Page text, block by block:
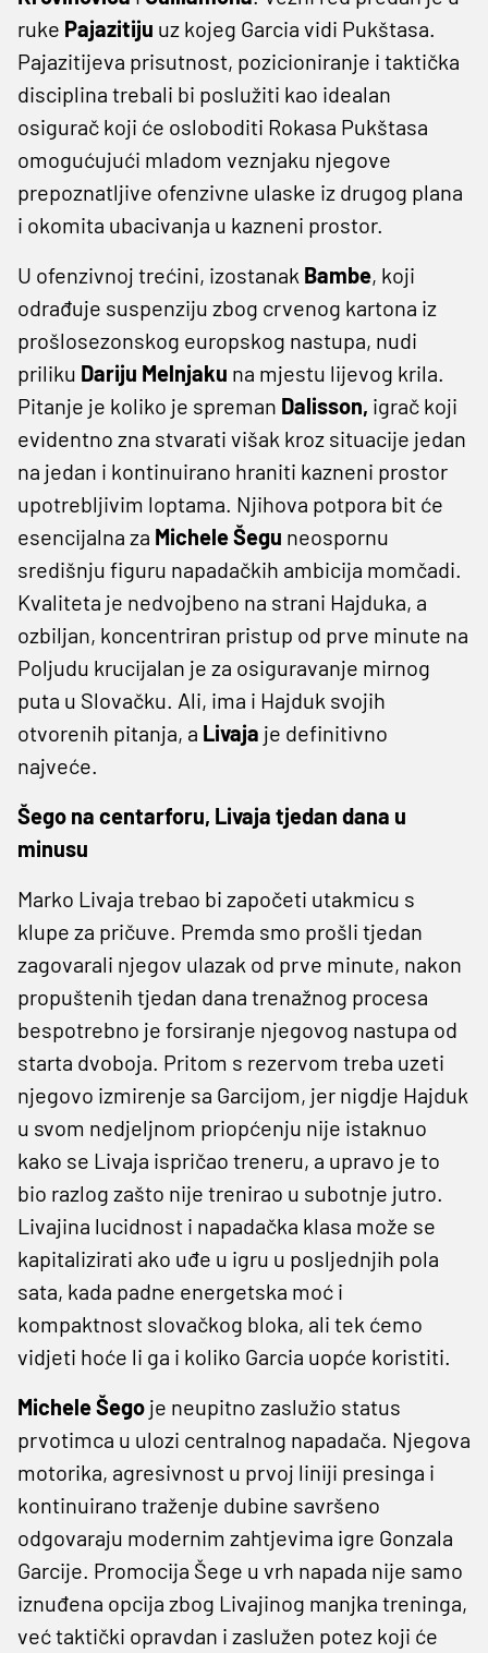
ruke Pajazitiju uz kojeg Garcia vidi Pukštasa.
Pajazitijeva prisutnost, pozicioniranje i taktička
disciplina trebali bi poslužiti kao idealan
osigurač koji će osloboditi Rokasa Pukštasa
omogućujući mladom veznjaku njegove
prepoznatljive ofenzivne ulaske iz drugog plana
i okomita ubacivanja u kazneni prostor.
U ofenzivnoj trećini, izostanak Bambe, koji
odrađuje suspenziju zbog crvenog kartona iz
prošlosezonskog europskog nastupa, nudi
priliku Dariju Melnjaku na mjestu lijevog krila.
Pitanje je koliko je spreman Dalisson, igrač koji
evidentno zna stvarati višak kroz situacije jedan
na jedan i kontinuirano hraniti kazneni prostor
upotrebljivim loptama. Njihova potpora bit će
esencijalna za Michele Šegu neospornu
središnju figuru napadačkih ambicija momčadi.
Kvaliteta je nedvojbeno na strani Hajduka, a
ozbiljan, koncentriran pristup od prve minute na
Poljudu krucijalan je za osiguravanje mirnog
puta u Slovačku. Ali, ima i Hajduk svojih
otvorenih pitanja, a Livaja je definitivno
najveće.
Šego na centarforu, Livaja tjedan dana u
minusu
Marko Livaja trebao bi započeti utakmicu s
klupe za pričuve. Premda smo prošli tjedan
zagovarali njegov ulazak od prve minute, nakon
propuštenih tjedan dana trenažnog procesa
bespotrebno je forsiranje njegovog nastupa od
starta dvoboja. Pritom s rezervom treba uzeti
njegovo izmirenje sa Garcijom, jer nigdje Hajduk
u svom nedjeljnom priopćenju nije istaknuo
kako se Livaja ispričao treneru, a upravo je to
bio razlog zašto nije trenirao u subotnje jutro.
Livajina lucidnost i napadačka klasa može se
kapitalizirati ako uđe u igru u posljednjih pola
sata, kada padne energetska moć i
kompaktnost slovačkog bloka, ali tek ćemo
vidjeti hoće li ga i koliko Garcia uopće koristiti.
Michele Šego je neupitno zaslužio status
prvotimca u ulozi centralnog napadača. Njegova
motorika, agresivnost u prvoj liniji presinga i
kontinuirano traženje dubine savršeno
odgovaraju modernim zahtjevima igre Gonzala
Garcije. Promocija Šege u vrh napada nije samo
iznuđena opcija zbog Livajinog manjka treninga,
već taktički opravdan i zaslužen potez koji će